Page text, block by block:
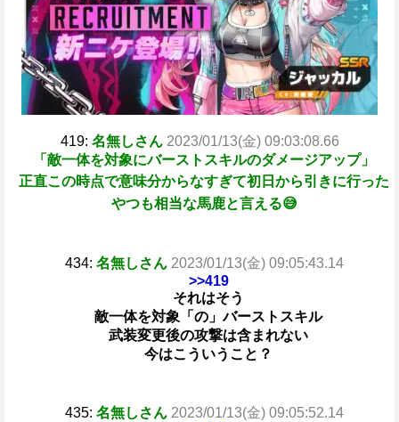
419: 名無しさん 2023/01/13(金) 09:03:08.66
「敵一体を対象にバーストスキルのダメージアップ」
正直この時点で意味分からなすぎて初日から引きに行った
やつも相当な馬鹿と言える😅
434: 名無しさん 2023/01/13(金) 09:05:43.14
>>419
それはそう
敵一体を対象「の」バーストスキル
武装変更後の攻撃は含まれない
今はこういうこと？
435: 名無しさん 2023/01/13(金) 09:05:52.14